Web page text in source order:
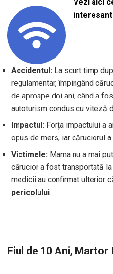
Vezi aici
Accidentul: La scurt timp
regulamentar, împingând
de aproape doi ani, când a
autoturism condus cu viteză
Impactul: Forța impactului a
opus de mers, iar căruciorul
Victimele: Mama nu a mai
cărucior a fost transportată
medicii au confirmat ulterior
pericolului.
Fiul de 10 Ani, Martor